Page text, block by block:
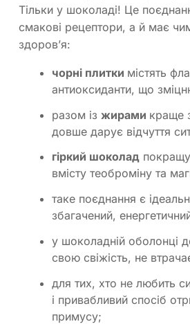
Тільки у шоколаді! Це
смакові рецептори, а й має
здоров’я:
чорні плитки містять
антиоксиданти, що
разом із жирами краще
довше дарує відчуття
гіркий шоколад
вмісту теоброміну та
таке поєднання є
збагачений,
у шоколадній оболонці
свою свіжість, не
для тих, хто не любить
і привабливий спосіб
примусу;